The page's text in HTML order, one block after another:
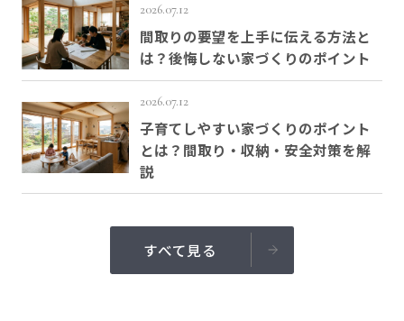
2026.07.12
間取りの要望を上手に伝える方法と
は？後悔しない家づくりのポイント
2026.07.12
子育てしやすい家づくりのポイント
とは？間取り・収納・安全対策を解
説
すべて見る